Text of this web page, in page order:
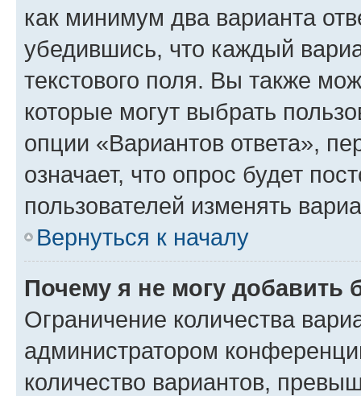
как минимум два варианта
убедившись, что каждый
текстового поля. Вы также
которые могут выбрать
опции «Вариантов ответа»,
означает, что опрос будет
пользователей изменять
Вернуться к началу
Почему я не могу добавить
Ограничение количества
администратором
количество вариантов,